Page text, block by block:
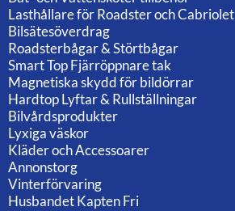
Lasthållare för Roadster och Cabriolet
Bilsätesöverdrag
Roadsterbågar & Störtbågar
Smart Top Fjärröppnare tak
Magnetiska skydd för bildörrar
Hardtop Lyftar & Rullställningar
Bilvårdsprodukter
Lyxiga väskor
Kläder och Accessoarer
Annonstorg
Vinterförvaring
Husbandet Kapten Fri